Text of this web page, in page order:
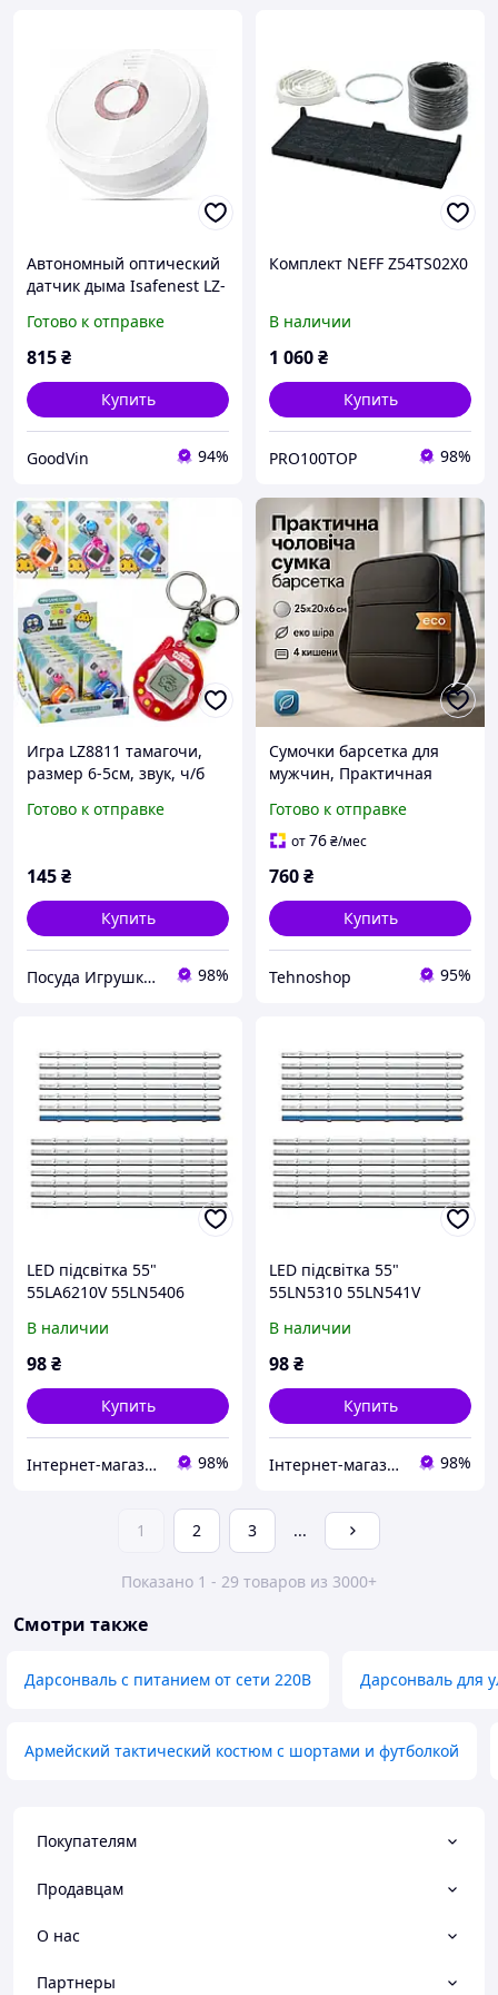
Автономный оптический
датчик дыма Isafenest LZ-
85 дБ, пожарная
сигнализация на
Готово к отправке
815₴
Купить
GoodVin 94%
Комплект NEFF Z54TS02X0
В наличии
1 060₴
Купить
PRO100TOP 98%
Игра LZ8811 тамагочи,
размер 6-5см, звук, ч/б
колокольчик, на
Готово к отправке
145₴
Купить
Посуда Игрушки Канцелярия Творчество Для Всей Семьи 98%
Сумочки барсетка для
мужчин, Практичная
Офисная сумка
мессенджер OI-98
Готово к отправке
от76₴/мес
760₴
Купить
Tehnoshop 95%
LED підсвітка 55"
55LA6210V 55LN5406
В наличии
98₴
Купить
Інтернет-магазин "SHRAK" 98%
LED підсвітка 55"
55LN5310 55LN541V
В наличии
98₴
Купить
Інтернет-магазин "SHRAK" 98%
1 2 3 ...
Показано 1 - 29 товаров из 3000+
Смотри также
Дарсонваль с питанием от сети 220В Дарсонваль для
Армейский тактический костюм с шортами и футболкой
Покупателям
Продавцам
О нас
Партнеры